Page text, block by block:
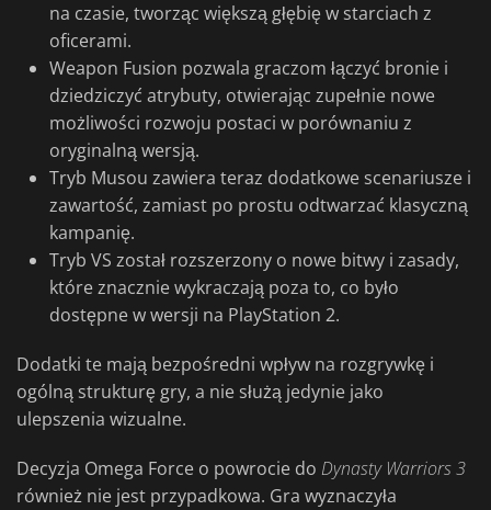
na czasie, tworząc większą głębię w starciach z
oficerami.
Weapon Fusion pozwala graczom łączyć bronie i
dziedziczyć atrybuty, otwierając zupełnie nowe
możliwości rozwoju postaci w porównaniu z
oryginalną wersją.
Tryb Musou zawiera teraz dodatkowe scenariusze i
zawartość, zamiast po prostu odtwarzać klasyczną
kampanię.
Tryb VS został rozszerzony o nowe bitwy i zasady,
które znacznie wykraczają poza to, co było
dostępne w wersji na PlayStation 2.
Dodatki te mają bezpośredni wpływ na rozgrywkę i
ogólną strukturę gry, a nie służą jedynie jako
ulepszenia wizualne.
Decyzja Omega Force o powrocie do Dynasty Warriors 3
również nie jest przypadkowa. Gra wyznaczyła